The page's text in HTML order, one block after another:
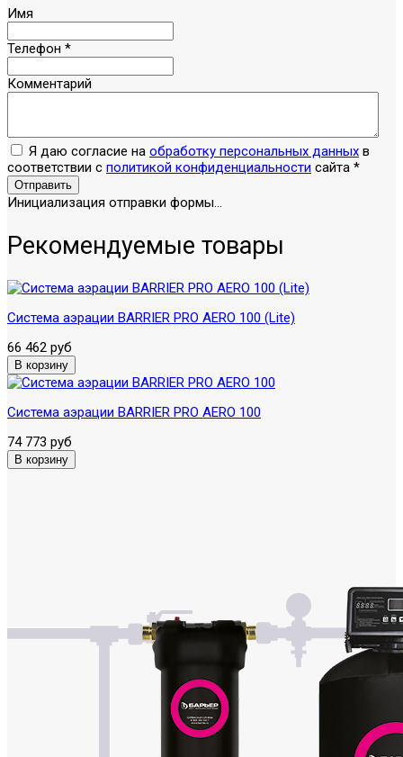
Имя
Телефон *
Комментарий
Я даю согласие на обработку персональных данных в
соответствии с политикой конфиденциальности сайта *
Отправить
Инициализация отправки формы...
Рекомендуемые товары
Система аэрации BARRIER PRO AERO 100 (Lite)
66 462 руб
Система аэрации BARRIER PRO AERO 100
74 773 руб